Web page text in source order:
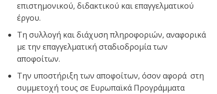
επιστημονικού, διδακτικού και επαγγελματικού
έργου.
Τη συλλογή και διάχυση πληροφοριών, αναφορικά
με την επαγγελματική σταδιοδρομία των
αποφοίτων.
Την υποστήριξη των αποφοίτων, όσον αφορά στη
συμμετοχή τους σε Ευρωπαϊκά Προγράμματα